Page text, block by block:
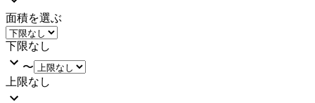
面積を選ぶ
下限なし
〜
上限なし